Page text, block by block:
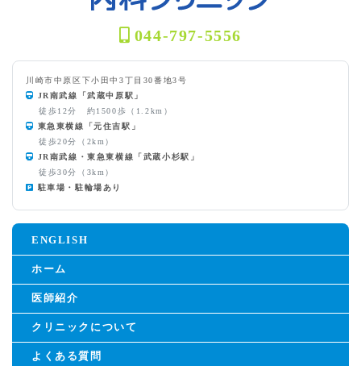
044-797-5556
川崎市中原区下小田中3丁目30番地3号
JR南武線「武蔵中原駅」
徒歩12分 約1500歩（1.2km）
東急東横線「元住吉駅」
徒歩20分（2km）
JR南武線・東急東横線「武蔵小杉駅」
徒歩30分（3km）
駐車場・駐輪場あり
ENGLISH
ホーム
医師紹介
クリニックについて
よくある質問